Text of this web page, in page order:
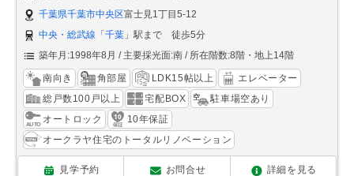
千葉県千葉市中央区富士見1丁目5-12
中央・総武線 「千葉 」駅まで 徒歩5分
築年月:1998年8月
主要採光面:南 所在階数:8階・地上14階
南向き 角部屋 LDK15帖以上
エレベーター
総戸数100戸以上
宅配BOX
駐車場空あり
オートロック
10年保証
オークラヤ住宅のトータルリノベーション
見学予約 お問合せ 詳細を見る